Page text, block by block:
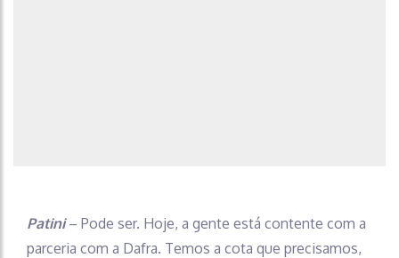
Patini– Pode ser. Hoje, a gente está contente com a
parceria com a Dafra. Temos a cota que precisamos,